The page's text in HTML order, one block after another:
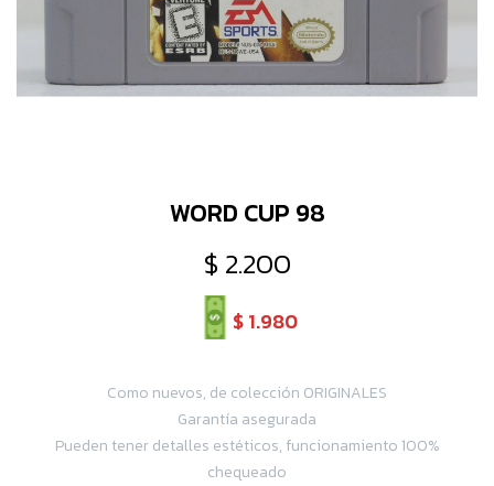
WORD CUP 98
$ 2.200
$ 1.980
Como nuevos, de colección ORIGINALES
Garantía asegurada
Pueden tener detalles estéticos, funcionamiento 100%
chequeado